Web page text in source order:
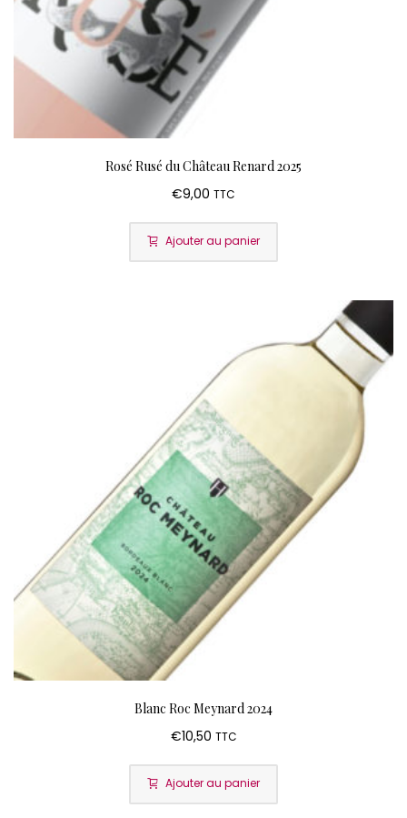
Rosé Rusé du Château Renard 2025
€9,00 TTC
Ajouter au panier
Blanc Roc Meynard 2024
€10,50 TTC
Ajouter au panier